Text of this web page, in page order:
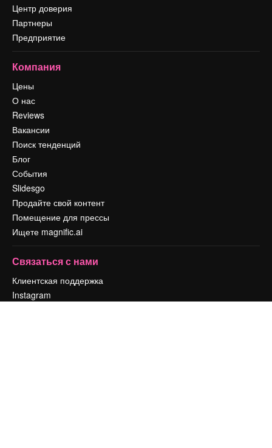
Центр доверия
Партнеры
Предприятие
Компания
Цены
О нас
Reviews
Вакансии
Поиск тенденций
Блог
События
Slidesgo
Продайте свой контент
Помещение для прессы
Ищете magnific.ai
Связаться с нами
Клиентская поддержка
Instagram